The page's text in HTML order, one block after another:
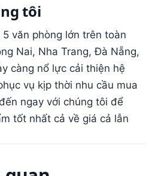
tôi
văn phòng lớn trên toàn
Nai, Nha Trang, Đà Nẵng,
càng nổ lực cải thiện hệ
vụ kịp thời nhu cầu mua
ngay với chúng tôi để
tốt nhất cả về giá cả lẫn